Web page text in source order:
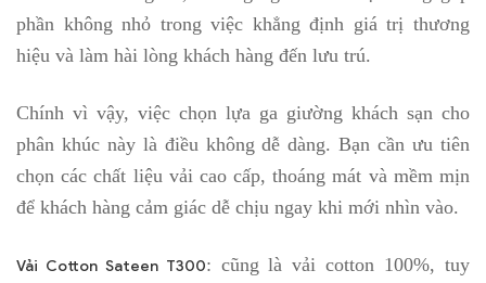
phần không nhỏ trong việc khẳng định giá trị thương
hiệu và làm hài lòng khách hàng đến lưu trú.
Chính vì vậy, việc chọn lựa ga giường khách sạn cho
phân khúc này là điều không dễ dàng. Bạn cần ưu tiên
chọn các chất liệu vải cao cấp, thoáng mát và mềm mịn
để khách hàng cảm giác dễ chịu ngay khi mới nhìn vào.
Vải Cotton Sateen T300: cũng là vải cotton 100%, tuy